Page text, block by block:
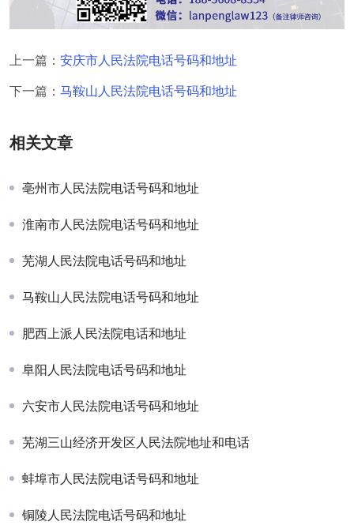
上一篇： 安庆市人民法院电话号码和地址
下一篇： 马鞍山人民法院电话号码和地址
相关文章
亳州市人民法院电话号码和地址
淮南市人民法院电话号码和地址
芜湖人民法院电话号码和地址
马鞍山人民法院电话号码和地址
肥西上派人民法院电话和地址
阜阳人民法院电话号码和地址
六安市人民法院电话号码和地址
芜湖三山经济开发区人民法院地址和电话
蚌埠市人民法院电话号码和地址
铜陵人民法院电话号码和地址